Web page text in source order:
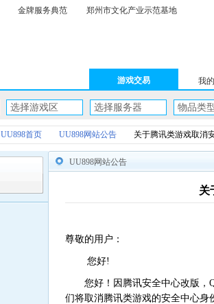
金牌服务典范 郑州市文化产业示范基地
游戏交易 我
选择游戏区 选择服务器 物品类
UU898首页 UU898网站公告 关于腾讯类游戏取消
UU898网站公告
关
尊敬的用户：
您好!
您好！因腾讯安全中心改版，
们将取消腾讯类游戏的安全中心身